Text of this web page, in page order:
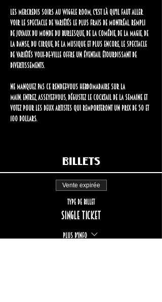
Les mercredis soirs au Wiggle Room, c'est là qu'il faut aller
voir le spectacle de variétés le plus frais de Montréal. Rempli
de joyaux du monde du burlesque, de la comédie, de la magie, de
la danse, du cirque, de la musique et plus encore, le spectacle
de variétés Voix-de-Ville offre un éventail étourdissant de
divertissements.
Ne manquez pas ce rendez-vous hebdomadaire sur la
Main. Entrez, asseyez-vous, dégustez le cocktail de la semaine et
votez pour les deux artistes qui remporteront un prix de 50 et
100 dollars.
Billets
Vente expirée
Type de billet
Single ticket
Plus d'info